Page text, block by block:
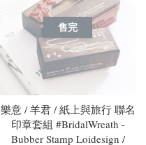
售完
樂意 / 羊君 / 紙上與旅行 聯名
印章套組 #BridalWreath -
Bubber Stamp Loidesign /